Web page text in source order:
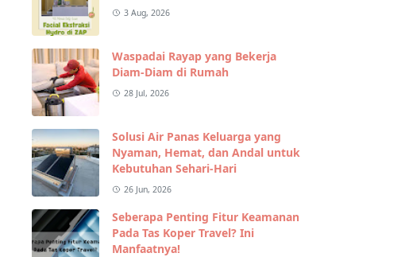
3 Aug, 2026
Waspadai Rayap yang Bekerja
Diam-Diam di Rumah
28 Jul, 2026
Solusi Air Panas Keluarga yang
Nyaman, Hemat, dan Andal untuk
Kebutuhan Sehari-Hari
26 Jun, 2026
Seberapa Penting Fitur Keamanan
Pada Tas Koper Travel? Ini
Manfaatnya!